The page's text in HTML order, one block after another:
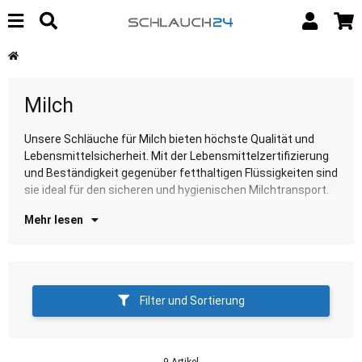
Milch
Unsere Schläuche für Milch bieten höchste Qualität und
Lebensmittelsicherheit. Mit der Lebensmittelzertifizierung
und Beständigkeit gegenüber fetthaltigen Flüssigkeiten sind
sie ideal für den sicheren und hygienischen Milchtransport.
Entdecken Sie unsere Auswahl für diese anspruchsvolle und
Mehr lesen
Filter und Sortierung